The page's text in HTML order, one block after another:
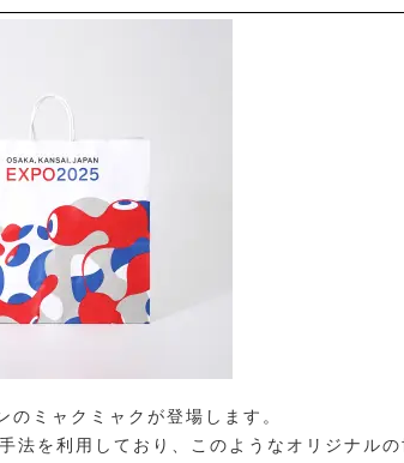
ミャクミャクが登場します。
法を利用しており、このようなオリジナルの